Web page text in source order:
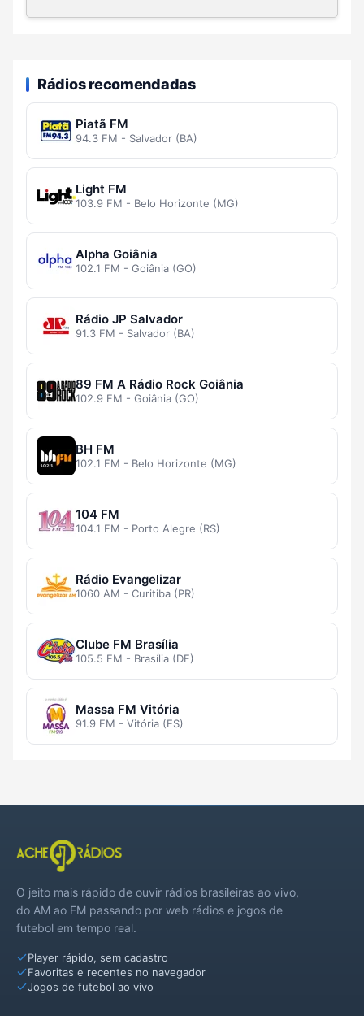
Rádios recomendadas
Piatã FM
94.3 FM - Salvador (BA)
Light FM
103.9 FM - Belo Horizonte (MG)
Alpha Goiânia
102.1 FM - Goiânia (GO)
Rádio JP Salvador
91.3 FM - Salvador (BA)
89 FM A Rádio Rock Goiânia
102.9 FM - Goiânia (GO)
BH FM
102.1 FM - Belo Horizonte (MG)
104 FM
104.1 FM - Porto Alegre (RS)
Rádio Evangelizar
1060 AM - Curitiba (PR)
Clube FM Brasília
105.5 FM - Brasília (DF)
Massa FM Vitória
91.9 FM - Vitória (ES)
O jeito mais rápido de ouvir rádios brasileiras ao vivo,
do AM ao FM passando por web rádios e jogos de
futebol em tempo real.
Player rápido, sem cadastro
Favoritas e recentes no navegador
Jogos de futebol ao vivo